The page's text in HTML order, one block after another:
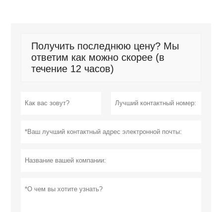
Получить последнюю цену? Мы
ответим как можно скорее (в
течение 12 часов)